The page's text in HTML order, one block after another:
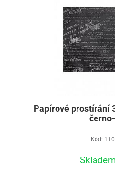
Papírové prostírání
Kód: